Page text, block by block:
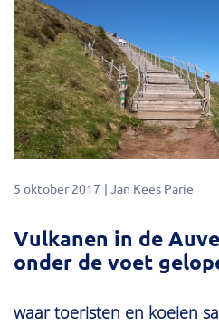
5 oktober 2017 Jan Kees Parie
Vulkanen in de
onder de voet
waar toeristen en koeien